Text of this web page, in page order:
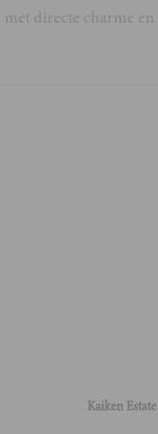
directe charme
Kaiken